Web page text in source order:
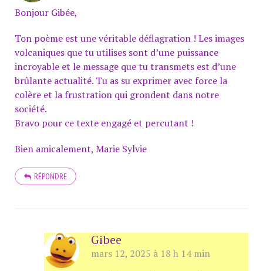
Bonjour Gibée,
Ton poème est une véritable déflagration ! Les images
volcaniques que tu utilises sont d’une puissance
incroyable et le message que tu transmets est d’une
brûlante actualité. Tu as su exprimer avec force la
colère et la frustration qui grondent dans notre
société.
Bravo pour ce texte engagé et percutant !
Bien amicalement, Marie Sylvie
RÉPONDRE
Gibee
mars 12, 2025 à 18 h 14 min